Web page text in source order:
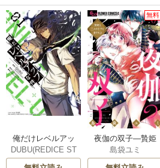
俺だけレベルアッ
プな件
DUBU(REDICE ST
UDIO)/Chugong/
無料
夜伽の双子―贄姫
は二人の王子に愛
される―
島袋ユミ